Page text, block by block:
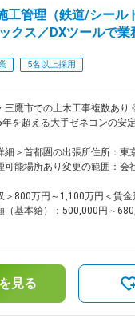
す。それらの仮設備に関する
般管理する業務を進めていただ
実績一覧＞
ourworks/ ■お任せする案件・
いて： 都内・神奈川県内の大
木工事の設備職として活躍
いと思える方は活躍の機会が
つ成長していきたい・社会貢
持つ社員が多いです。 ■働き方： ・土日祝
・フレックス活用で早上が
き方が可能。月3回の帰省手当
工管理（鉄道/シー
クス／DXツールで業
5名以上採用
三鷹市での土木工事複数あり
年を超える大手ゼネコンの安
」で掲げる「あたりまえに安
ュニティを共に描きつくる総
の力を結集し、組織基盤を強
に、中堅層社員の層を厚くし
件を担当しており、1～3年か
ます。具体的な関東エリアの
細＞首都圏の出張所住所：東
可能場所あり変更の範囲：会
＞800万円～1,100万円＜賃
（基本給）：500,000円～
万／40歳：1070万／42歳
合はモデル年収から85%の提
目安の金額であり、選考を
見る